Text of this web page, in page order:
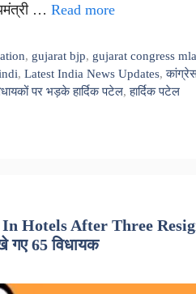
… Read more
, gujarat bjp, gujarat congress mla
, Latest India News Updates,
पर भड़के हार्दिक पटेल,हार्दिक पटेल
Hotels After Three
गए 65 विधायक